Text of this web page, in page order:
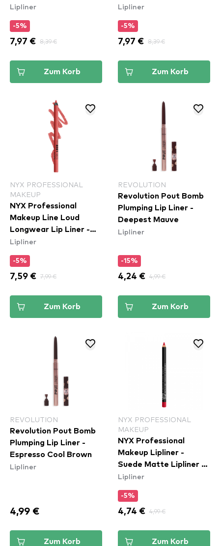
Lipliner
-5%
7,97 € 8,39 €
Zum Korb
Lipliner
-5%
7,97 € 8,39 €
Zum Korb
NYX PROFESSIONAL
MAKEUP
NYX Professional
Makeup Line Loud
Longwear Lip Liner -
Rebel Red (LLLP11)
Lipliner
-5%
7,59 € 7,99 €
Zum Korb
REVOLUTION
Revolution Pout Bomb
Plumping Lip Liner -
Deepest Mauve
Lipliner
-15%
4,24 € 4,99 €
Zum Korb
REVOLUTION
Revolution Pout Bomb
Plumping Lip Liner -
Espresso Cool Brown
Lipliner
4,99 €
Zum Korb
NYX PROFESSIONAL
MAKEUP
NYX Professional
Makeup Lipliner -
Suede Matte Lipliner -
Spicy (SMLL57)
Lipliner
-5%
4,74 € 4,99 €
Zum Korb